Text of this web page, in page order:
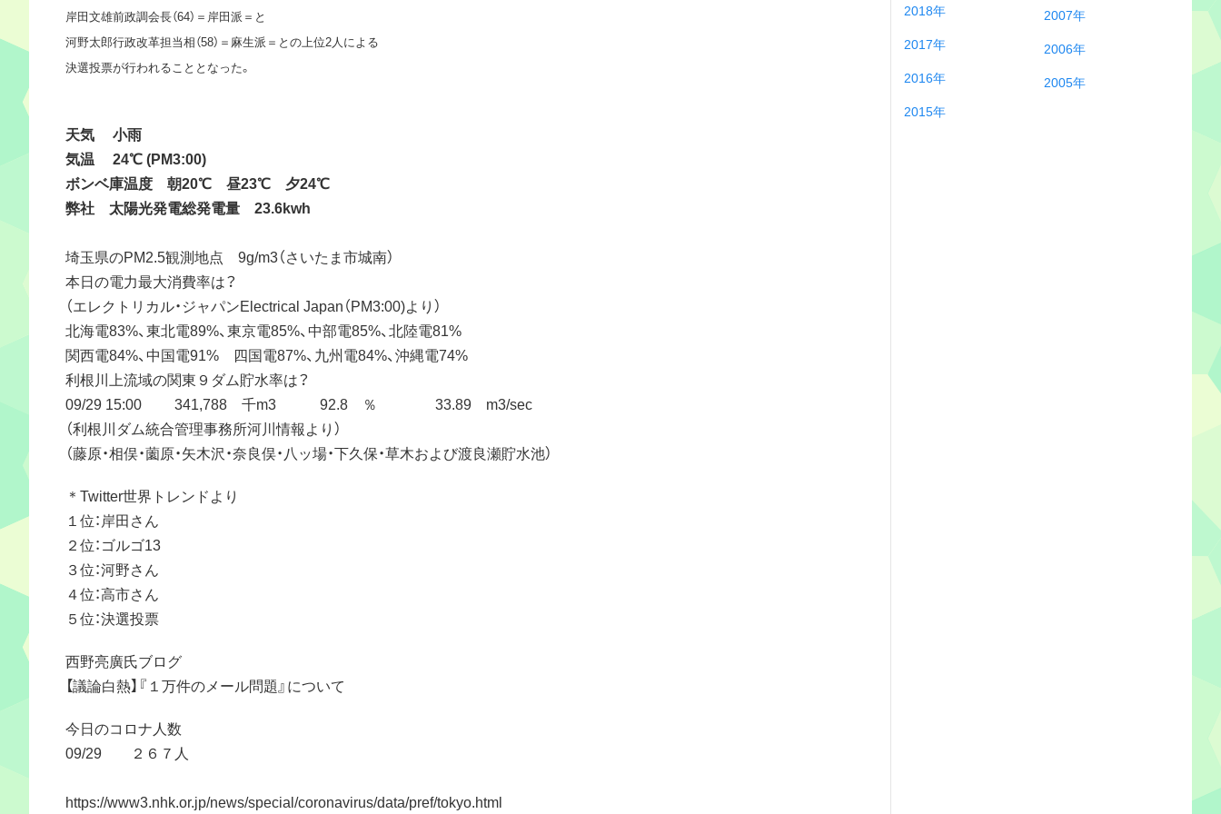
岸田文雄前政調会長（64）＝岸田派＝と
河野太郎行政改革担当相（58）＝麻生派＝との上位2人による
決選投票が行われることとなった。
天気 小雨
気温 24℃ (PM3:00)
ボンベ庫温度 朝20℃ 昼23℃ 夕24℃
弊社 太陽光発電総発電量 23.6kwh
埼玉県のPM2.5観測地点 9g/m3（さいたま市城南）
本日の電力最大消費率は？
（エレクトリカル・ジャパンElectrical Japan（PM3:00)より）
北海電83%、東北電89%、東京電85%、中部電85%、北陸電81%
関西電84%、中国電91% 四国電87%、九州電84%、沖縄電74%
利根川上流域の関東９ダム貯水率は？
09/29 15:00 341,788 千m3 92.8 ％ 33.89 m3/sec
（利根川ダム統合管理事務所河川情報より）
（藤原・相俣・薗原・矢木沢・奈良俣・八ッ場・下久保・草木および渡良瀬貯水池）
＊Twitter世界トレンドより
１位：岸田さん
２位：ゴルゴ13
３位：河野さん
４位：高市さん
５位：決選投票
西野亮廣氏ブログ
【議論白熱】『１万件のメール問題』について
今日のコロナ人数
09/29 ２６７人
https://www3.nhk.or.jp/news/special/coronavirus/data/pref/tokyo.html
2018年
2017年
2016年
2015年
2007年
2006年
2005年